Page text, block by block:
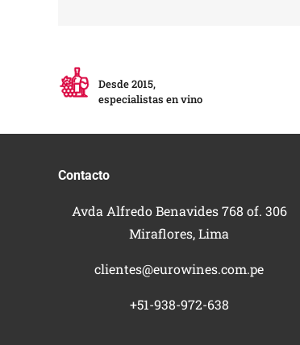
Desde 2015,
especialistas en vino
Contacto
Avda Alfredo Benavides 768 of. 306
Miraflores, Lima
clientes@eurowines.com.pe
+51-938-972-638